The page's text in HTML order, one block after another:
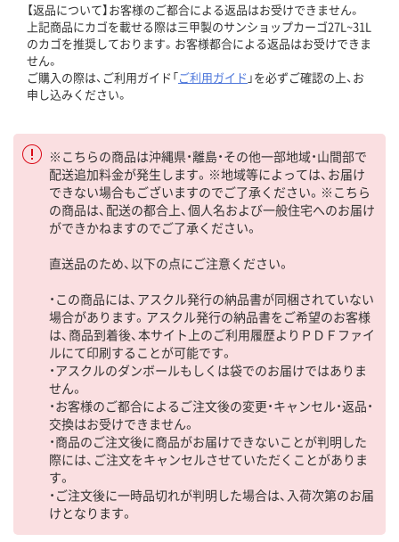
【返品について】お客様のご都合による返品はお受けできません。
上記商品にカゴを載せる際は三甲製のサンショップカーゴ27L~31L
のカゴを推奨しております。お客様都合による返品はお受けできま
せん。
ご購入の際は、ご利用ガイド「ご利用ガイド 」を必ずご確認の上、お
申し込みください。
※こちらの商品は沖縄県・離島・その他一部地域・山間部で
配送追加料金が発生します。※地域等によっては、お届け
できない場合もございますのでご了承ください。※こちら
の商品は、配送の都合上、個人名および一般住宅へのお届け
ができかねますのでご了承ください。
直送品のため、以下の点にご注意ください。
・この商品には、アスクル発行の納品書が同梱されていない
場合があります。アスクル発行の納品書をご希望のお客様
は、商品到着後、本サイト上のご利用履歴よりＰＤＦファイ
ルにて印刷することが可能です。
・アスクルのダンボールもしくは袋でのお届けではありま
せん。
・お客様のご都合によるご注文後の変更・キャンセル・返品・
交換はお受けできません。
・商品のご注文後に商品がお届けできないことが判明した
際には、ご注文をキャンセルさせていただくことがありま
す。
・ご注文後に一時品切れが判明した場合は、入荷次第のお届
けとなります。